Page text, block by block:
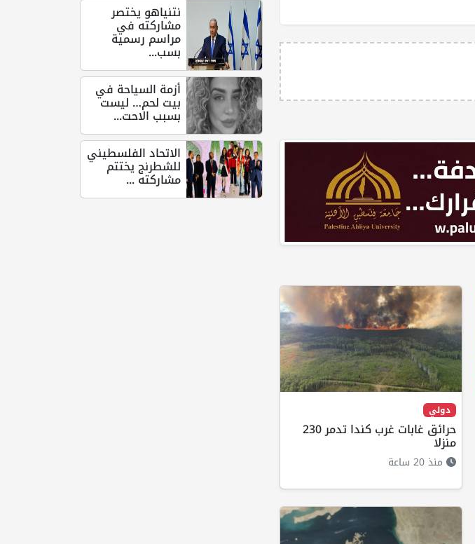
دولي
حرائق غابات غرب كندا تدمر 230
منزلا
منذ 20 ساعة
نتنياهو يختصر
مشاركته في
مراسم رسمية
بسب...
أزمة السياحة في
بيت لحم… ليست
بسبب الاحت...
الاتحاد الفلسطيني
للشطرنج يختتم
مشاركته ...